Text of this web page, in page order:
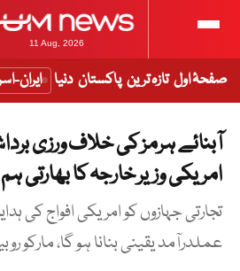
11 Aug, 2026
صفحۂ اول تازہ ترین پاکستان دنیا ایران-
آبنائے ہرمز کی خلاف ورزی
امریکی وزیر خارجہ کا بھارتی
تجارتی جہازوں کو امریکی افواج کی
عملدرآمد یقینی بنانا ہو گا، مارکو